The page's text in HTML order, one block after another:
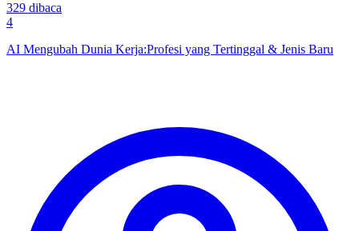
329 dibaca
4
AI Mengubah Dunia Kerja:Profesi yang Tertinggal & Jenis Baru